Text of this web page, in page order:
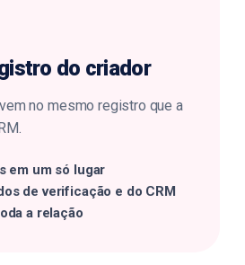
do criador
no mesmo registro que a
em um só lugar
de verificação e do CRM
a relação